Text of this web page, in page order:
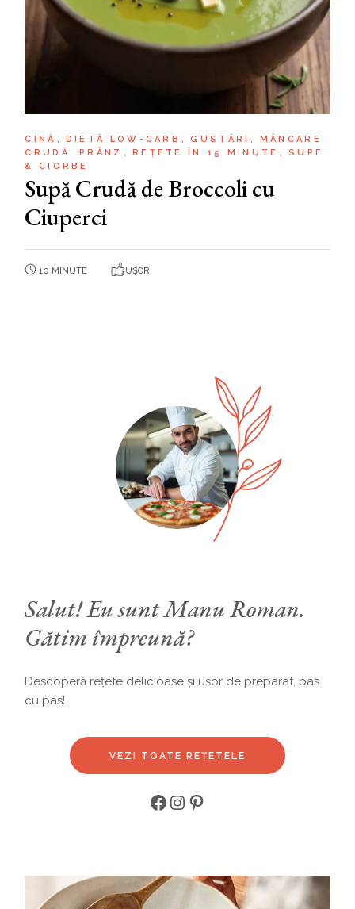
CINĂ DIETĂ LOW-CARB GUSTĂRI
MÂNCARE
CRUDĂ
PRÂNZ REȚETE ÎN 15 MINUTE
SUPE
& CIORBE
Supă Crudă de Broccoli cu
Ciuperci
10 MINUTE UȘOR
Salut! Eu sunt Manu Roman.
Gătim împreună?
Descoperă rețete delicioase și ușor de preparat, pas
cu pas!
VEZI TOATE REȚETELE
Facebook
Instagram
Pinterest